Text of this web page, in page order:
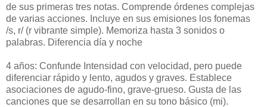
de sus primeras tres notas. Comprende órdenes complejas
de varias acciones. Incluye en sus emisiones los fonemas
/s, r/ (r vibrante simple). Memoriza hasta 3 sonidos o
palabras. Diferencia día y noche
4 años: Confunde Intensidad con velocidad, pero puede
diferenciar rápido y lento, agudos y graves. Establece
asociaciones de agudo-fino, grave-grueso. Gusta de las
canciones que se desarrollan en su tono básico (mi).